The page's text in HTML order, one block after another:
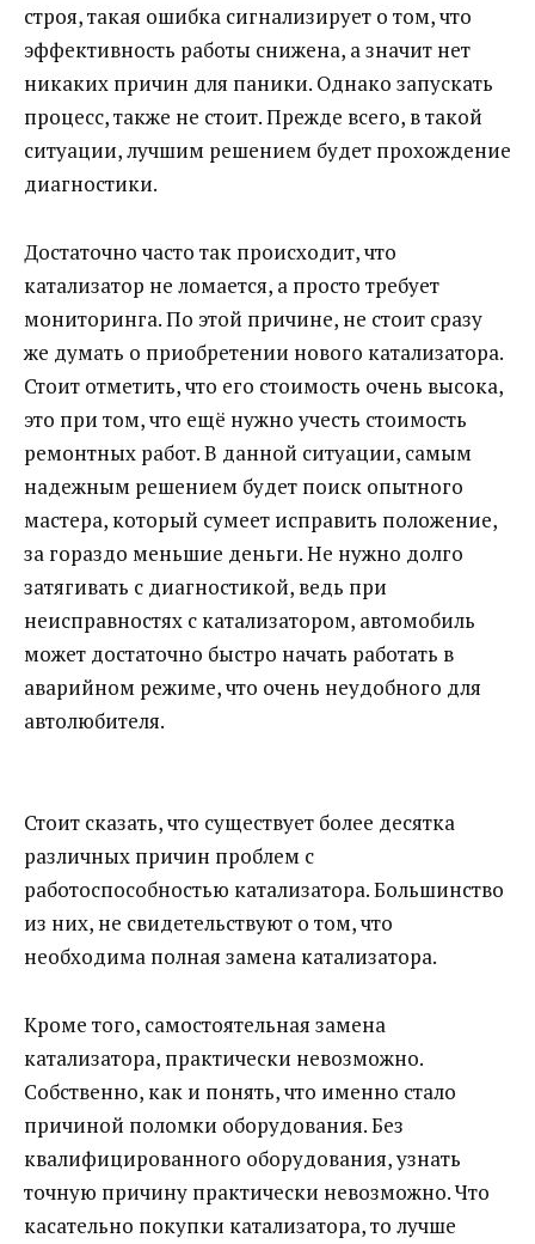
строя, такая ошибка сигнализирует о том, что
эффективность работы снижена, а значит нет
никаких причин для паники. Однако запускать
процесс, также не стоит. Прежде всего, в такой
ситуации, лучшим решением будет прохождение
диагностики.
Достаточно часто так происходит, что
катализатор не ломается, а просто требует
мониторинга. По этой причине, не стоит сразу
же думать о приобретении нового катализатора.
Стоит отметить, что его стоимость очень высока,
это при том, что ещё нужно учесть стоимость
ремонтных работ. В данной ситуации, самым
надежным решением будет поиск опытного
мастера, который сумеет исправить положение,
за гораздо меньшие деньги. Не нужно долго
затягивать с диагностикой, ведь при
неисправностях с катализатором, автомобиль
может достаточно быстро начать работать в
аварийном режиме, что очень неудобного для
автолюбителя.
Стоит сказать, что существует более десятка
различных причин проблем с
работоспособностью катализатора. Большинство
из них, не свидетельствуют о том, что
необходима полная замена катализатора.
Кроме того, самостоятельная замена
катализатора, практически невозможно.
Собственно, как и понять, что именно стало
причиной поломки оборудования. Без
квалифицированного оборудования, узнать
точную причину практически невозможно. Что
касательно покупки катализатора, то лучше